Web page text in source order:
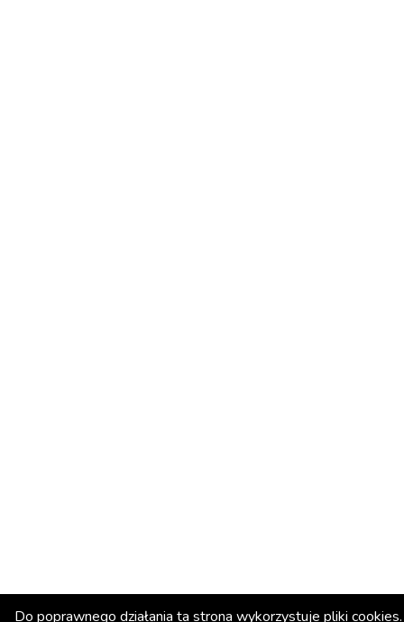
Do poprawnego działania ta strona wykorzystuje pliki